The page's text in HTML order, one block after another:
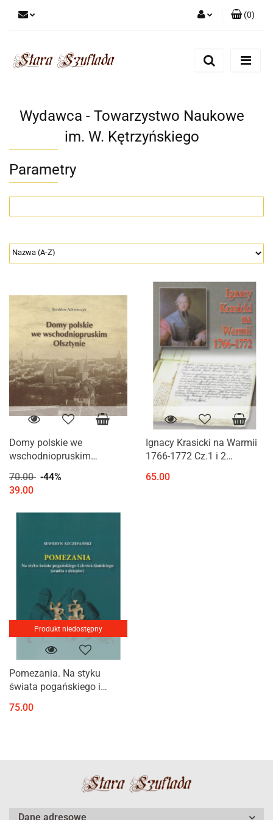
Zarejestruj się
(0)
Wydawca - Towarzystwo Naukowe
im. W. Kętrzyńskiego
Parametry
Domy polskie we
wschodniopruskim
70.00 -44%
39.00
Ignacy Krasicki na Warmii
1766-1772 Cz.1 i 2
65.00
Produkt niedostępny
Pomezania. Na styku
świata pogańskiego i
dziejów)
75.00
Dane adresowe